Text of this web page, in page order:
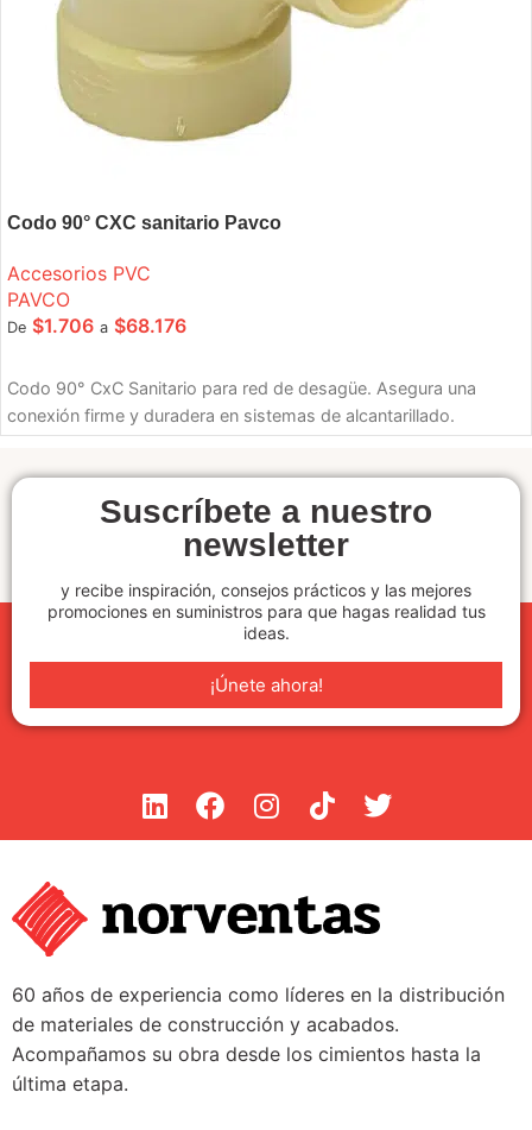
Codo 90° CXC sanitario Pavco
Accesorios PVC
PAVCO
De $1.706 a $68.176
Codo 90° CxC Sanitario para red de desagüe. Asegura una
conexión firme y duradera en sistemas de alcantarillado.
Suscríbete a nuestro
newsletter
y recibe inspiración, consejos prácticos y las mejores
promociones en suministros para que hagas realidad tus
ideas.
¡Únete ahora!
60 años de experiencia como líderes en la distribución
de materiales de construcción y acabados.
Acompañamos su obra desde los cimientos hasta la
última etapa.